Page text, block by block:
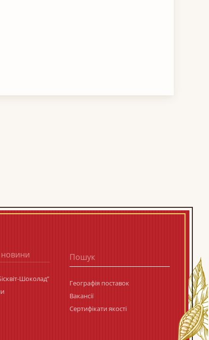
новини
Шоколад”
Географія поставок
Вакансії
Сертифікати якості